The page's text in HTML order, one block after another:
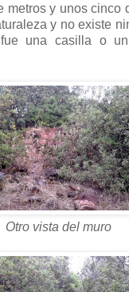
metros y unos cinco
y no existe
una casilla o
Otro vista del muro